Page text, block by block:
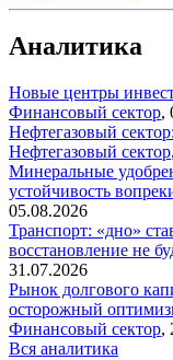
Аналитика
Новые центры
Финансовый сектор,
Нефтегазовый
Нефтегазовый сектор,
Минеральные
устойчивость
05.08.2026
Транспорт: «дно»
восстановление не
31.07.2026
Рынок долгового
осторожный
Финансовый сектор,
Вся аналитика